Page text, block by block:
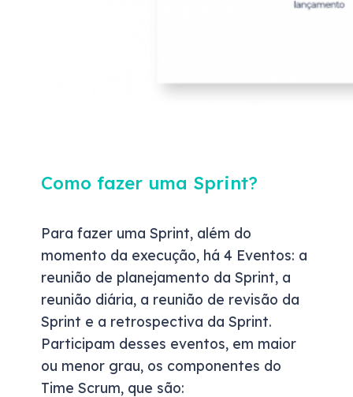
Como fazer uma Sprint?
Para fazer uma Sprint, além do
momento da execução, há 4 Eventos: a
reunião de planejamento da Sprint, a
reunião diária, a reunião de revisão da
Sprint e a retrospectiva da Sprint.
Participam desses eventos, em maior
ou menor grau, os componentes do
Time Scrum, que são: